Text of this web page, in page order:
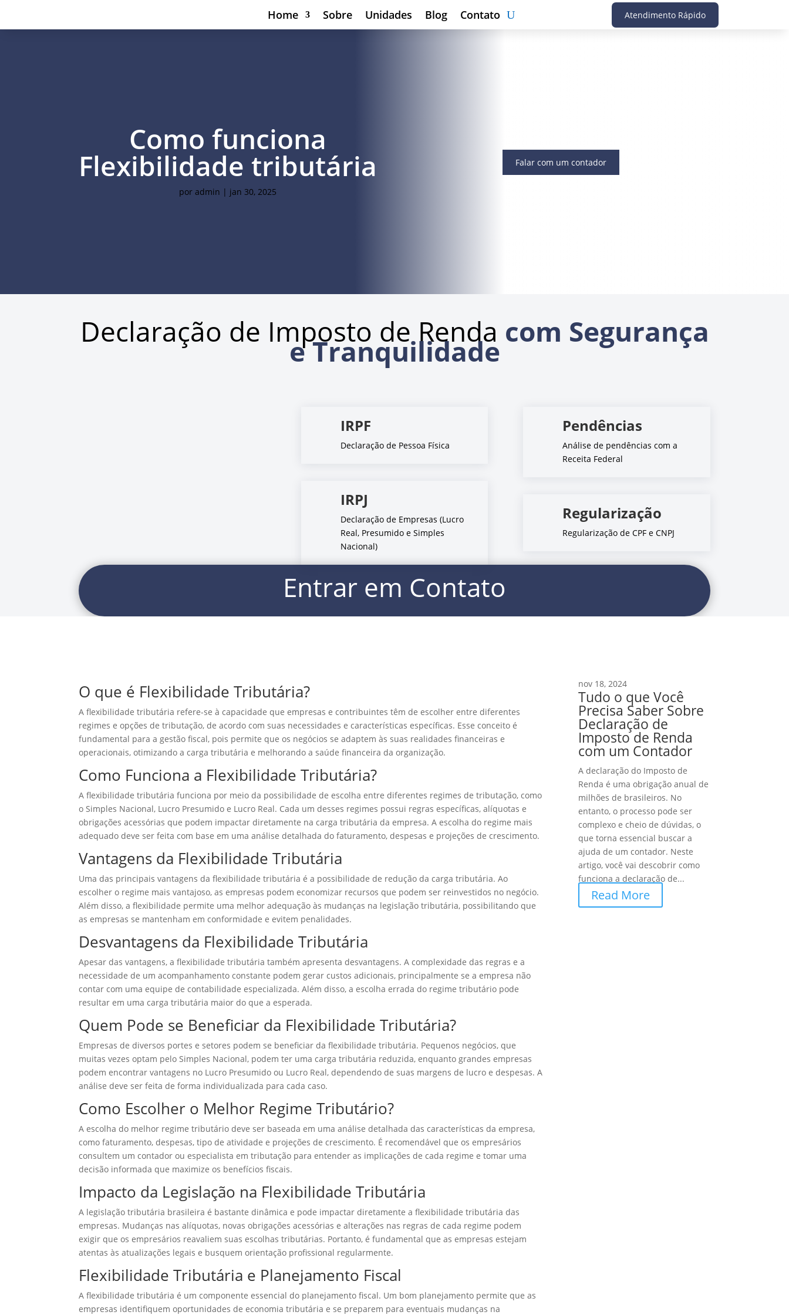
Home Sobre Unidades Blog Contato Atendimento Rápido
Como funciona
Flexibilidade tributária
poradmin | jan 30, 2025
Falar com um contador
Declaração de Imposto de Renda com Segurança
e Tranquilidade
IRPF
Declaração de Pessoa Física
IRPJ
Declaração de Empresas (Lucro
Real, Presumido e Simples
Nacional)
Pendências
Análise de pendências com a
Receita Federal
Regularização
Regularização de CPF e CNPJ
Entrar em Contato
O que é Flexibilidade Tributária?
A flexibilidade tributária refere-se à capacidade que empresas e contribuintes têm de escolher entre diferentes
regimes e opções de tributação, de acordo com suas necessidades e características específicas. Esse conceito é
fundamental para a gestão fiscal, pois permite que os negócios se adaptem às suas realidades financeiras e
operacionais, otimizando a carga tributária e melhorando a saúde financeira da organização.
Como Funciona a Flexibilidade Tributária?
A flexibilidade tributária funciona por meio da possibilidade de escolha entre diferentes regimes de tributação, como
o Simples Nacional, Lucro Presumido e Lucro Real. Cada um desses regimes possui regras específicas, alíquotas e
obrigações acessórias que podem impactar diretamente na carga tributária da empresa. A escolha do regime mais
adequado deve ser feita com base em uma análise detalhada do faturamento, despesas e projeções de crescimento.
Vantagens da Flexibilidade Tributária
Uma das principais vantagens da flexibilidade tributária é a possibilidade de redução da carga tributária. Ao
escolher o regime mais vantajoso, as empresas podem economizar recursos que podem ser reinvestidos no negócio.
Além disso, a flexibilidade permite uma melhor adequação às mudanças na legislação tributária, possibilitando que
as empresas se mantenham em conformidade e evitem penalidades.
Desvantagens da Flexibilidade Tributária
Apesar das vantagens, a flexibilidade tributária também apresenta desvantagens. A complexidade das regras e a
necessidade de um acompanhamento constante podem gerar custos adicionais, principalmente se a empresa não
contar com uma equipe de contabilidade especializada. Além disso, a escolha errada do regime tributário pode
resultar em uma carga tributária maior do que a esperada.
Quem Pode se Beneficiar da Flexibilidade Tributária?
Empresas de diversos portes e setores podem se beneficiar da flexibilidade tributária. Pequenos negócios, que
muitas vezes optam pelo Simples Nacional, podem ter uma carga tributária reduzida, enquanto grandes empresas
podem encontrar vantagens no Lucro Presumido ou Lucro Real, dependendo de suas margens de lucro e despesas. A
análise deve ser feita de forma individualizada para cada caso.
Como Escolher o Melhor Regime Tributário?
A escolha do melhor regime tributário deve ser baseada em uma análise detalhada das características da empresa,
como faturamento, despesas, tipo de atividade e projeções de crescimento. É recomendável que os empresários
consultem um contador ou especialista em tributação para entender as implicações de cada regime e tomar uma
decisão informada que maximize os benefícios fiscais.
Impacto da Legislação na Flexibilidade Tributária
A legislação tributária brasileira é bastante dinâmica e pode impactar diretamente a flexibilidade tributária das
empresas. Mudanças nas alíquotas, novas obrigações acessórias e alterações nas regras de cada regime podem
exigir que os empresários reavaliem suas escolhas tributárias. Portanto, é fundamental que as empresas estejam
atentas às atualizações legais e busquem orientação profissional regularmente.
Flexibilidade Tributária e Planejamento Fiscal
A flexibilidade tributária é um componente essencial do planejamento fiscal. Um bom planejamento permite que as
empresas identifiquem oportunidades de economia tributária e se preparem para eventuais mudanças na
nov 18, 2024
Tudo o que Você
Precisa Saber Sobre
Declaração de
Imposto de Renda
com um Contador
A declaração do Imposto de
Renda é uma obrigação anual de
milhões de brasileiros. No
entanto, o processo pode ser
complexo e cheio de dúvidas, o
que torna essencial buscar a
ajuda de um contador. Neste
artigo, você vai descobrir como
funciona a declaração de...
Read More